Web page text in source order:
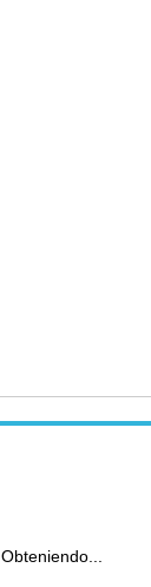
Obteniendo...